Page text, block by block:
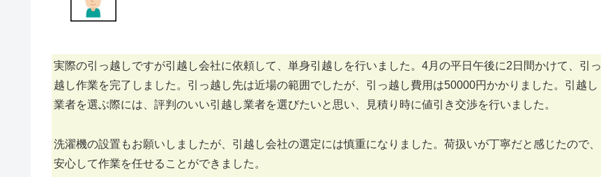
実際の引っ越しですが引越し会社に依頼して、単身引越しを行いました。4月の平日午後に2日間かけて、引っ
越し作業を完了しました。引っ越し先は近場の範囲でしたが、引っ越し費用は50000円かかりました。引越し
業者を選ぶ際には、評判のいい引越し業者を選びたいと思い、見積り時に値引き交渉を行いました。
洗濯機の設置もお願いしましたが、引越し会社の選定には慎重になりました。荷扱いが丁寧だと感じたので、
安心して作業を任せることができました。